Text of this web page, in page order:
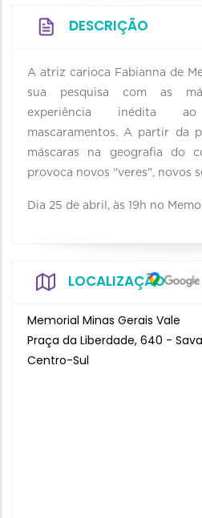
DESCRIÇÃO
A atriz carioca Fabianna de
sua pesquisa com as
experiência inédita
mascaramentos. A partir da
máscaras na geografia do
provoca novos "veres", novos
Dia 25 de abril, às 19h no
LOCALIZAÇÃO
Memorial Minas Gerais Vale
Praça da Liberdade, 640 -
Centro-Sul